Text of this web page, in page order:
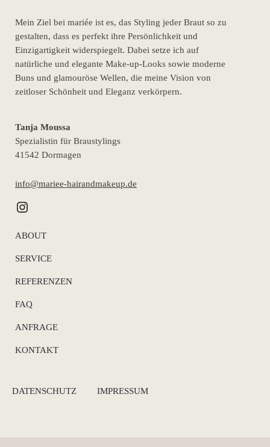
Mein Ziel bei mariée ist es, das Styling jeder Braut so zu
gestalten, dass es perfekt ihre Persönlichkeit und
Einzigartigkeit widerspiegelt. Dabei setze ich auf
natürliche und elegante Make-up-Looks sowie moderne
Buns und glamouröse Wellen, die meine Vision von
zeitloser Schönheit und Eleganz verkörpern.
Tanja Moussa
Spezialistin für Braustylings
41542 Dormagen
info@mariee-hairandmakeup.de
mariee_hairandmakeup
ABOUT
SERVICE
REFERENZEN
FAQ
ANFRAGE
KONTAKT
DATENSCHUTZ IMPRESSUM